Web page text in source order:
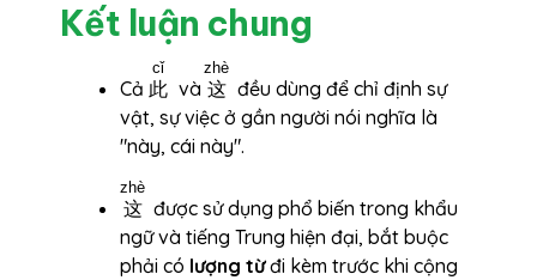
Kết luận chung
Cả 此
cǐ
và 这
zhè
đều dùng để chỉ định sự
vật, sự việc ở gần người nói nghĩa là
"này, cái này".
这
zhè
được sử dụng phổ biến trong khẩu
ngữ và tiếng Trung hiện đại, bắt buộc
phải có lượng từđi kèm trước khi cộng